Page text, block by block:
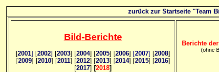
zurück zur Startseite "Team
Bild-Berichte
[2001] [2002] [2003] [2004] [2005] [2006] [2007] [2008]
[2009] [2010] [2011] [2012] [2013] [2014] [2015] [2016]
[2017] [2018]
Berichte
(ohne